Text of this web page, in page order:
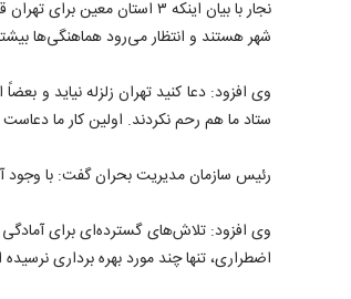
نجار با بیان اینکه ۳ استان
شهر هستند و انتظار می‌رود هماهنگی‌ها
وی افزود: دعا کنید تهران زلزله نیاید و
ستاد ما هم رحم نکردند. اولین کار ما
رئیس سازمان مدیریت بحران گفت: با وجود
اضطراری، تنها چند مورد بهره برداری